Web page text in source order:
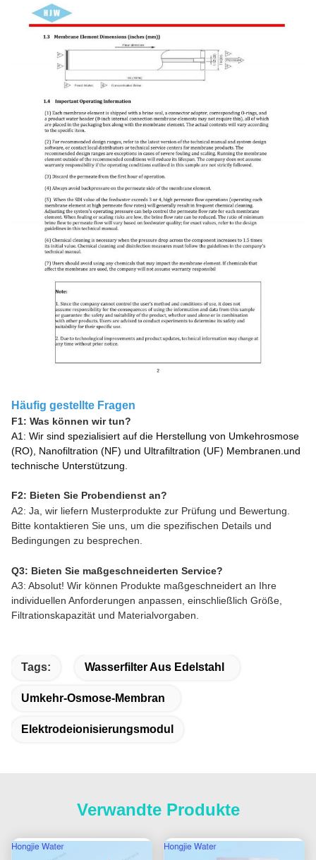
Häufig gestellte Fragen
F1: Was können wir tun?
A1: Wir sind spezialisiert auf die Herstellung von Umkehrosmose
(RO), Nanofiltration (NF) und Ultrafiltration (UF) Membranen.und
technische Unterstützung.
F2: Bieten Sie Probendienst an?
A2: Ja, wir liefern Musterprodukte zur Prüfung und Bewertung.
Bitte kontaktieren Sie uns, um die spezifischen Details und
Bedingungen zu besprechen.
Q3: Bieten Sie maßgeschneiderten Service?
A3: Absolut! Wir können Produkte maßgeschneidert an Ihre
individuellen Anforderungen anpassen, einschließlich Größe,
Filtrationskapazität und Materialvorgaben.
Tags: Wasserfilter Aus Edelstahl
Umkehr-Osmose-Membran
Elektrodeionisierungsmodul
Verwandte Produkte